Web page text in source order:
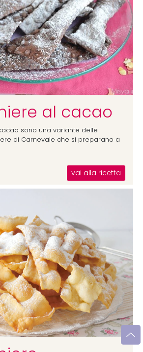
al cacao
sono una variante delle
di Carnevale che si preparano a
vai alla ricetta